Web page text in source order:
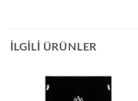
İLGILI ÜRÜNLER